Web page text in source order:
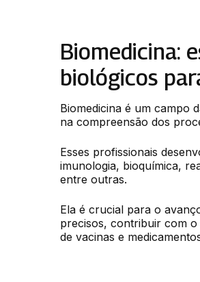
Biomedicina:
biológicos
Biomedicina é um campo
na compreensão dos
Esses profissionais
imunologia, bioquímica,
entre outras.
Ela é crucial para o
precisos, contribuir com
de vacinas e